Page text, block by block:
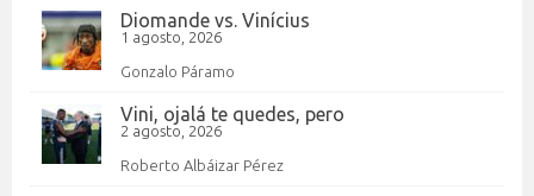
Diomande vs. Vinícius
1 agosto, 2026
Gonzalo Páramo
Vini, ojalá te quedes, pero
2 agosto, 2026
Roberto Albáizar Pérez